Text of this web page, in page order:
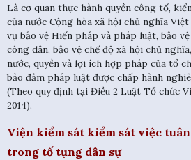
Là cơ quan thực hành quyền công tố,
của nước Cộng hòa xã hội chủ nghĩa
vụ bảo vệ Hiến pháp và pháp luật, bảo
công dân, bảo vệ chế độ xã hội chủ
nước, quyền và lợi ích hợp pháp của tổ
bảo đảm pháp luật được chấp hành
(Theo quy định tại Điều 2 Luật Tổ chức
2014).
Viện kiểm sát kiểm sát việc
trong tố tụng dân sự